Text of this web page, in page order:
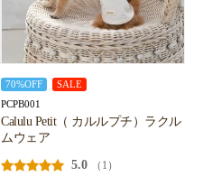
70%OFF SALE
PCPB001
Calulu Petit（ カルルプチ）ラクル
ムウェア
5.0
（1）